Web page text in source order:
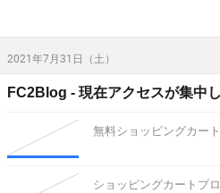
2021年7月31日（土）
FC2Blog - 現在アクセスが集中
無料ショッピングカート
ショッピングカートプロ